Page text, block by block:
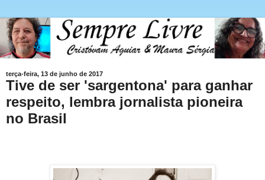
terça-feira, 13 de junho de 2017
Tive de ser 'sargentona' para ganhar
respeito, lembra jornalista pioneira
no Brasil